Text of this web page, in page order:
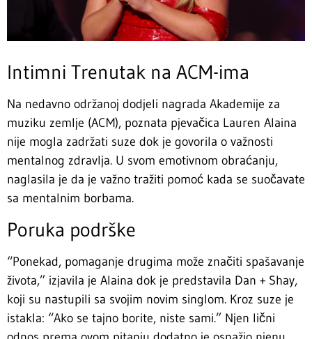
Intimni Trenutak na ACM-ima
Na nedavno održanoj dodjeli nagrada Akademije za
muziku zemlje (ACM), poznata pjevačica Lauren Alaina
nije mogla zadržati suze dok je govorila o važnosti
mentalnog zdravlja. U svom emotivnom obraćanju,
naglasila je da je važno tražiti pomoć kada se suočavate
sa mentalnim borbama.
Poruka podrške
“Ponekad, pomaganje drugima može značiti spašavanje
života,” izjavila je Alaina dok je predstavila Dan + Shay,
koji su nastupili sa svojim novim singlom. Kroz suze je
istakla: “Ako se tajno borite, niste sami.” Njen lični